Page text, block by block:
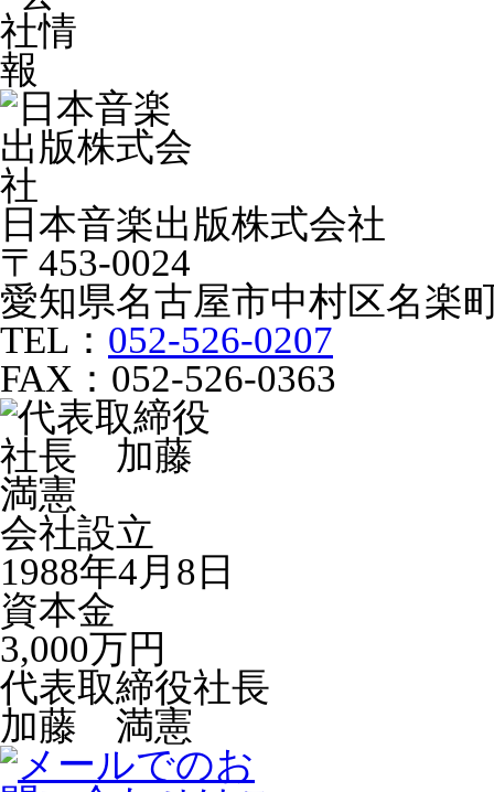
日本音楽出版株式会社
〒453-0024
愛知県名古屋市中村区名楽
TEL： 052-526-0207
FAX：052-526-0363
会社設立
1988年4月8日
資本金
3,000万円
代表取締役社長
加藤 満憲